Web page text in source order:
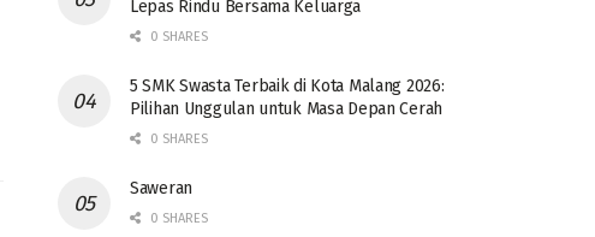
Lepas Rindu Bersama Keluarga
0 SHARES
5 SMK Swasta Terbaik di Kota Malang 2026:
Pilihan Unggulan untuk Masa Depan Cerah
0 SHARES
Saweran
0 SHARES